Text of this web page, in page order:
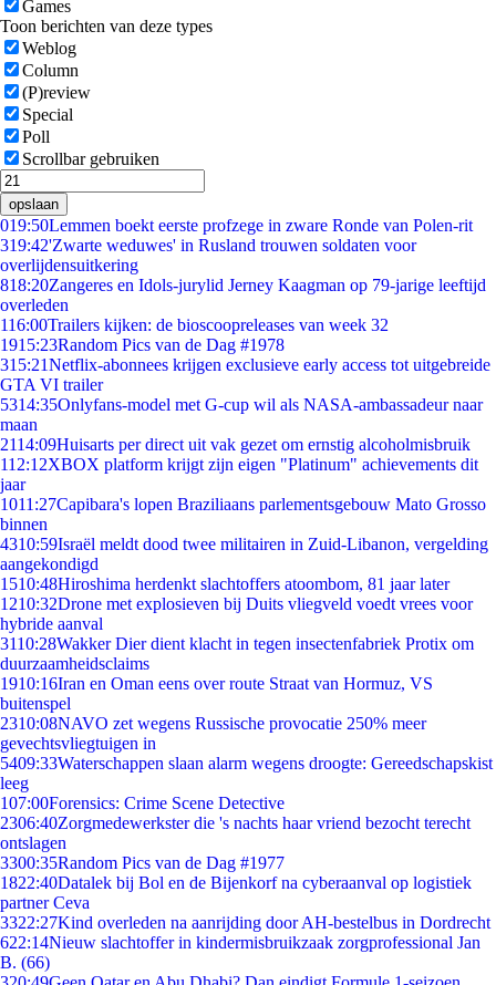
Games
Toon berichten van deze types
Weblog
Column
(P)review
Special
Poll
Scrollbar gebruiken
opslaan
019:50Lemmen boekt eerste profzege in zware Ronde van Polen-rit
319:42'Zwarte weduwes' in Rusland trouwen soldaten voor
overlijdensuitkering
818:20Zangeres en Idols-jurylid Jerney Kaagman op 79-jarige leeftijd
overleden
116:00Trailers kijken: de bioscoopreleases van week 32
1915:23Random Pics van de Dag #1978
315:21Netflix-abonnees krijgen exclusieve early access tot uitgebreide
GTA VI trailer
5314:35Onlyfans-model met G-cup wil als NASA-ambassadeur naar
maan
2114:09Huisarts per direct uit vak gezet om ernstig alcoholmisbruik
112:12XBOX platform krijgt zijn eigen "Platinum" achievements dit
jaar
1011:27Capibara's lopen Braziliaans parlementsgebouw Mato Grosso
binnen
4310:59Israël meldt dood twee militairen in Zuid-Libanon, vergelding
aangekondigd
1510:48Hiroshima herdenkt slachtoffers atoombom, 81 jaar later
1210:32Drone met explosieven bij Duits vliegveld voedt vrees voor
hybride aanval
3110:28Wakker Dier dient klacht in tegen insectenfabriek Protix om
duurzaamheidsclaims
1910:16Iran en Oman eens over route Straat van Hormuz, VS
buitenspel
2310:08NAVO zet wegens Russische provocatie 250% meer
gevechtsvliegtuigen in
5409:33Waterschappen slaan alarm wegens droogte: Gereedschapskist
leeg
107:00Forensics: Crime Scene Detective
2306:40Zorgmedewerkster die 's nachts haar vriend bezocht terecht
ontslagen
3300:35Random Pics van de Dag #1977
1822:40Datalek bij Bol en de Bijenkorf na cyberaanval op logistiek
partner Ceva
3322:27Kind overleden na aanrijding door AH-bestelbus in Dordrecht
622:14Nieuw slachtoffer in kindermisbruikzaak zorgprofessional Jan
B. (66)